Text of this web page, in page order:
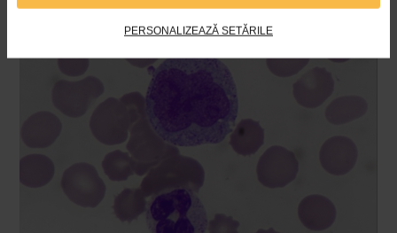
PERSONALIZEAZĂ SETĂRILE